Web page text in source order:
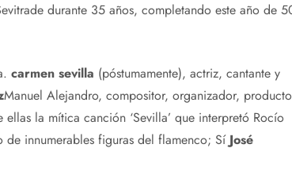
durante 35 años, completando este año de
carmen sevilla (póstumamente), actriz, cantante y
Manuel Alejandro, compositor, organizador,
la mítica canción ‘Sevilla’ que interpretó Rocío
innumerables figuras del flamenco; Sí José